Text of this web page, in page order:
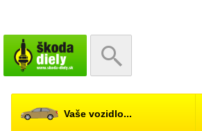
Vaše vozidlo...